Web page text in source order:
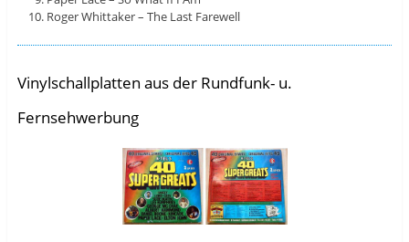
Roger Whittaker – The Last Farewell
Vinylschallplatten aus der Rundfunk- u.
Fernsehwerbung